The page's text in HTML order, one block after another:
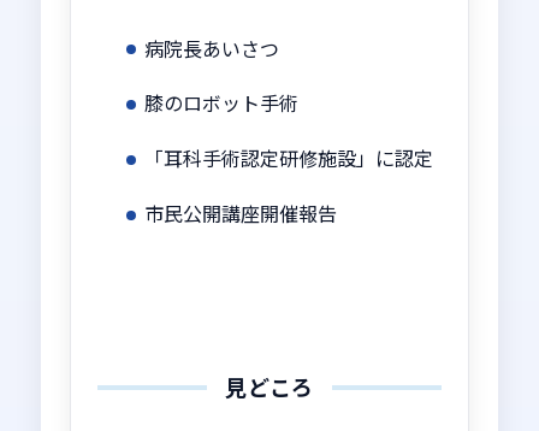
病院長あいさつ
膝のロボット手術
「耳科手術認定研修施設」に認定
市民公開講座開催報告
見どころ